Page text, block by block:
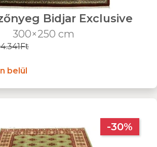
Bidjar Exclusive
300×250 cm
belül
-30%